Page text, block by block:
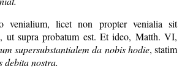
venialium, licet non propter venialia sit
ut supra probatum est. Et ideo, Matth. VI,
supersubstantialem da nobis hodie, statim
debita nostra.